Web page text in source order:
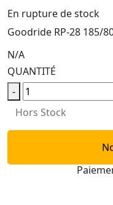
En rupture de stock
Goodride RP-28 185/
N/A
QUANTITÉ
-
Hors Stock